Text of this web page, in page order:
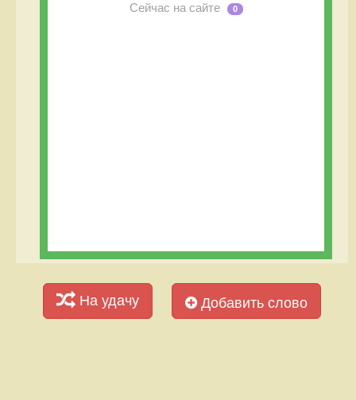
Сейчас на сайте 0
На удачу Добавить слово